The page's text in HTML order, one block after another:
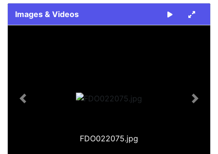
Images & Videos
FDO022075.jpg
Previous Next